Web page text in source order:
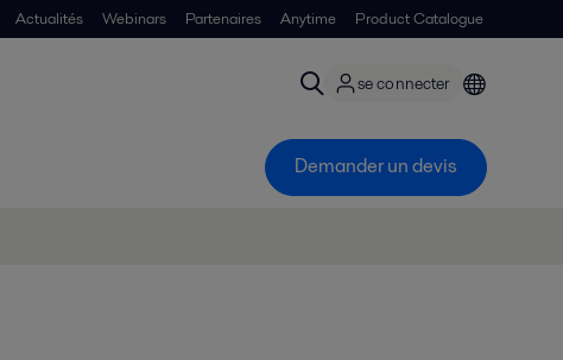
Actualités Webinars Partenaires Anytime Product Catalogue
se connecter
Demander un devis